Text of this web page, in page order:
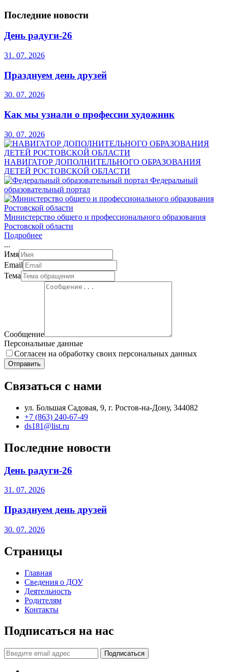
Последние новости
День радуги-26
31. 07. 2026
Празднуем день друзей
30. 07. 2026
Как мы узнали о профессии художник
30. 07. 2026
НАВИГАТОР ДОПОЛНИТЕЛЬНОГО ОБРАЗОВАНИЯ
ДЕТЕЙ РОСТОВСКОЙ ОБЛАСТИ
Федеральный
образовательный портал
Министерство общего и профессионального образования
Ростовской области
Подробнее
...
Имя
Email
Тема
Сообщение
Персональные данные
Согласен на обработку своих персональных данных
Отправить
Связаться с нами
ул. Большая Садовая, 9, г. Ростов-на-Дону, 344082
+7 (863) 240-67-49
ds181@list.ru
Последние новости
День радуги-26
31. 07. 2026
Празднуем день друзей
30. 07. 2026
Страницы
Главная
Сведения о ДОУ
Деятельность
Родителям
Контакты
Подписаться на нас